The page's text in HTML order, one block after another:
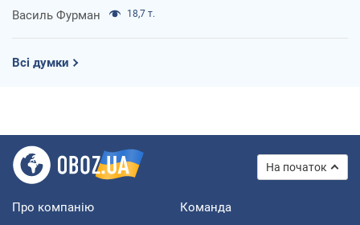
Василь Фурман 18,7 т.
Всі думки
На початок
Про компанію Команда